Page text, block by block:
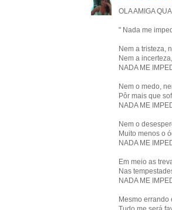
OLA AMIGA
" Nada me
Nem a tristeza,
Nem a
NADA ME
Nem o medo,
Pôr mais que
NADA ME
Nem o
Muito menos o
NADA ME
Em meio as
Nas
NADA ME
Mesmo